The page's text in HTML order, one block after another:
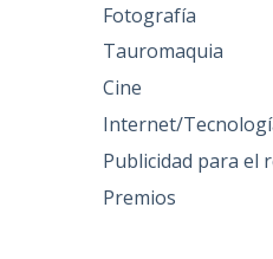
Fotografía
Tauromaquia
Cine
Internet/
Publicidad para el
Premios